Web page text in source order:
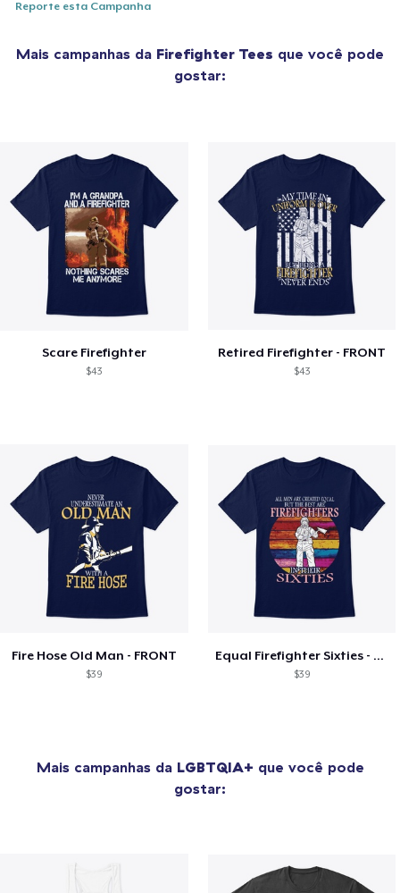
Reporte esta Campanha
Mais campanhas da Firefighter Tees que você pode
gostar:
Scare Firefighter
$43
Retired Firefighter - FRONT
$43
Fire Hose Old Man - FRONT
$39
Equal Firefighter Sixties - FRONT
$39
Mais campanhas da LGBTQIA+ que você pode
gostar: